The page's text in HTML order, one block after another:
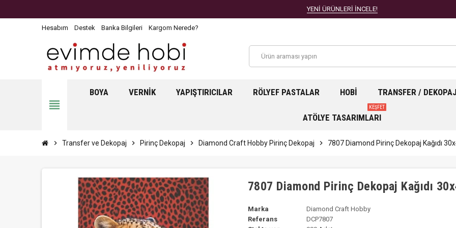
YENİ ÜRÜNLERİ İNCELE!
Hesabım Destek Banka Bilgileri Kargom Nerede?
view_headline
BOYA VERNIK YAPIŞTIRICILAR RÖLYEF PASTALAR HOBI TRANSFER / DEKOPAJ
ATÖLYE TASARIMLARI
KEŞFET
chevron_right Transfer ve Dekopaj chevron_right Pirinç Dekopaj chevron_right Diamond Craft Hobby Pirinç Dekopaj chevron_right 7807 Diamond Pirinç Dekopaj Kağıdı
7807 Diamond Pirinç Dekopaj Kağıdı
Marka
Diamond Craft Hobby
Referans
DCP7807